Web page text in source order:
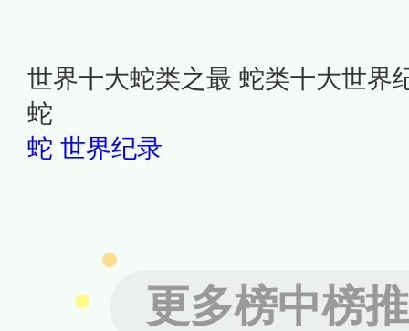
世界十大蛇类之最 蛇类十大世界
蛇
蛇 世界纪录
更多榜中榜